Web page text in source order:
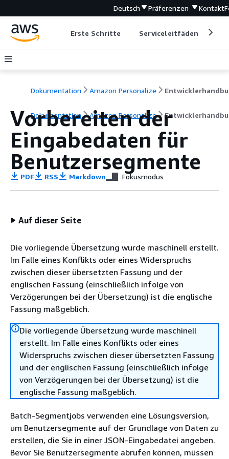
Deutsch Präferenzen Kontakt
Erste Schritte Serviceleitfäden
Dokumentation Amazon Personalize
Dokumentation Amazon Personalize
Vorbereiten der
Eingabedaten für
Benutzersegmente
PDF RSS Markdown Fokusmodus
Auf dieser Seite
Die vorliegende Übersetzung wurde maschinell erstellt.
Im Falle eines Konflikts oder eines Widerspruchs
zwischen dieser übersetzten Fassung und der
englischen Fassung (einschließlich infolge von
Verzögerungen bei der Übersetzung) ist die englische
Fassung maßgeblich.
Die vorliegende Übersetzung wurde maschinell
erstellt. Im Falle eines Konflikts oder eines
Widerspruchs zwischen dieser übersetzten Fassung
und der englischen Fassung (einschließlich infolge
von Verzögerungen bei der Übersetzung) ist die
englische Fassung maßgeblich.
Batch-Segmentjobs verwenden eine Lösungsversion,
um Benutzersegmente auf der Grundlage von Daten zu
erstellen, die Sie in einer JSON-Eingabedatei angeben.
Bevor Sie Benutzersegmente abrufen können, müssen